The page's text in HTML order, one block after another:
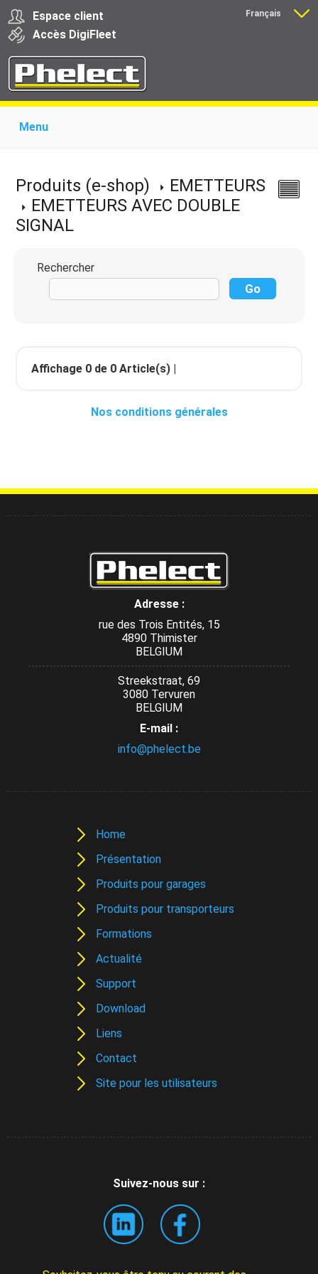
Espace client
Accès DigiFleet
Français
Menu
Produits pour transporteurs
Formations
Actualité
Support Download
Liens
Contact
Produits (e-shop)
EMETTEURS
EMETTEURS AVEC DOUBLE
SIGNAL
Rechercher
Affichage 0 de 0 Article(s) |
Nos conditions générales
Adresse :
rue des Trois Entités, 15
4890 Thimister
BELGIUM
Streekstraat, 69
3080 Tervuren
BELGIUM
E-mail :
info@phelect.be
Home
Présentation
Produits pour garages
Produits pour transporteurs
Formations
Actualité
Support
Download
Liens
Contact
Site pour les utilisateurs
Suivez-nous sur :